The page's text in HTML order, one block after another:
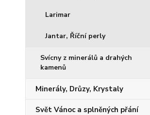
Larimar
Jantar, Říční perly
Svícny z minerálů a drahých
kamenů
Minerály, Drůzy, Krystaly
Svět Vánoc a splněných přání